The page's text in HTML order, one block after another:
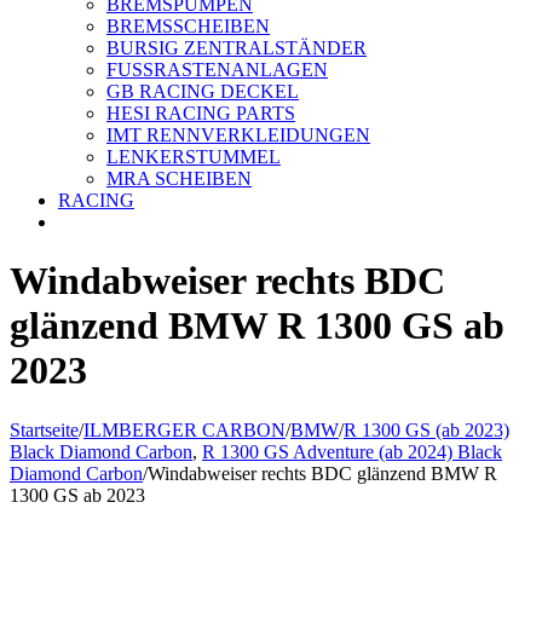
BREMSPUMPEN
BREMSSCHEIBEN
BURSIG ZENTRALSTÄNDER
FUSSRASTENANLAGEN
GB RACING DECKEL
HESI RACING PARTS
IMT RENNVERKLEIDUNGEN
LENKERSTUMMEL
MRA SCHEIBEN
RACING
Windabweiser rechts BDC
glänzend BMW R 1300 GS ab
2023
Startseite/ILMBERGER CARBON/BMW/R 1300 GS (ab 2023)
Black Diamond Carbon, R 1300 GS Adventure (ab 2024) Black
Diamond Carbon/Windabweiser rechts BDC glänzend BMW R
1300 GS ab 2023